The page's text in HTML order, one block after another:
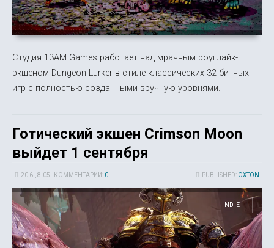
Студия 13AM Games работает над мрачным роуглайк-
экшеном Dungeon Lurker в стиле классических 32-битных
игр с полностью созданными вручную уровнями.
Готический экшен Crimson Moon
выйдет 1 сентября
PUBLISHED: OXTON
20 6-, 8-05 КОММЕНТАРИИ: 0
INDIE